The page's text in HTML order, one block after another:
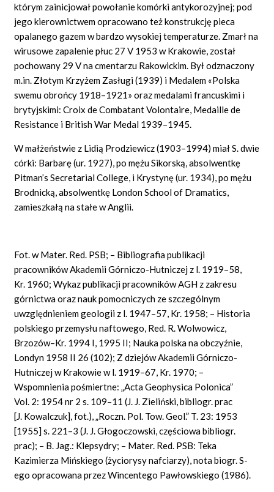
którym zainicjował powołanie komórki antykorozyjnej; pod
jego kierownictwem opracowano też konstrukcję pieca
opalanego gazem w bardzo wysokiej temperaturze. Zmarł na
wirusowe zapalenie płuc 27 V 1953 w Krakowie, został
pochowany 29 V na cmentarzu Rakowickim. Był odznaczony
m.in. Złotym Krzyżem Zasługi (1939) i Medalem «Polska
swemu obrońcy 1918–1921» oraz medalami francuskimi i
brytyjskimi: Croix de Combatant Volontaire, Medaille de
Resistance i British War Medal 1939–1945.
W małżeństwie z Lidią Prodziewicz (1903–1994) miał S. dwie
córki: Barbarę (ur. 1927), po mężu Sikorską, absolwentkę
Pitman’s Secretarial College, i Krystynę (ur. 1934), po mężu
Brodnicką, absolwentkę London School of Dramatics,
zamieszkałą na stałe w Anglii.
Fot. w Mater. Red. PSB; – Bibliografia publikacji
pracowników Akademii Górniczo-Hutniczej z l. 1919–58,
Kr. 1960; Wykaz publikacji pracowników AGH z zakresu
górnictwa oraz nauk pomocniczych ze szczególnym
uwzględnieniem geologii z l. 1947–57, Kr. 1958; – Historia
polskiego przemysłu naftowego, Red. R. Wolwowicz,
Brzozów–Kr. 1994 I, 1995 II; Nauka polska na obczyźnie,
Londyn 1958 II 26 (102); Z dziejów Akademii Górniczo-
Hutniczej w Krakowie w l. 1919–67, Kr. 1970; –
Wspomnienia pośmiertne: „Acta Geophysica Polonica”
Vol. 2: 1954 nr 2 s. 109–11 (J. J. Zieliński, bibliogr. prac
[J. Kowalczuk], fot.), „Roczn. Pol. Tow. Geol.” T. 23: 1953
[1955] s. 221–3 (J. J. Głogoczowski, częściowa bibliogr.
prac); – B. Jag.: Klepsydry; – Mater. Red. PSB: Teka
Kazimierza Mińskiego (życiorysy nafciarzy), nota biogr. S-
ego opracowana przez Wincentego Pawłowskiego (1986).